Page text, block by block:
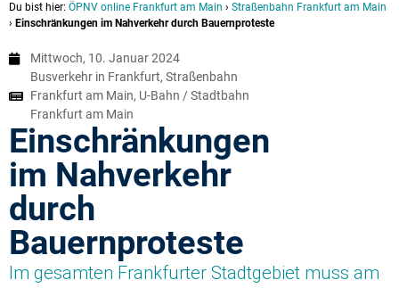
Du bist hier: ÖPNV online Frankfurt am Main › Straßenbahn Frankfurt am Main
› Einschränkungen im Nahverkehr durch Bauernproteste
Mittwoch, 10. Januar 2024
Busverkehr in Frankfurt, Straßenbahn
Frankfurt am Main, U-Bahn / Stadtbahn
Frankfurt am Main
Einschränkungen
im Nahverkehr
durch
Bauernproteste
Im gesamten Frankfurter Stadtgebiet muss am